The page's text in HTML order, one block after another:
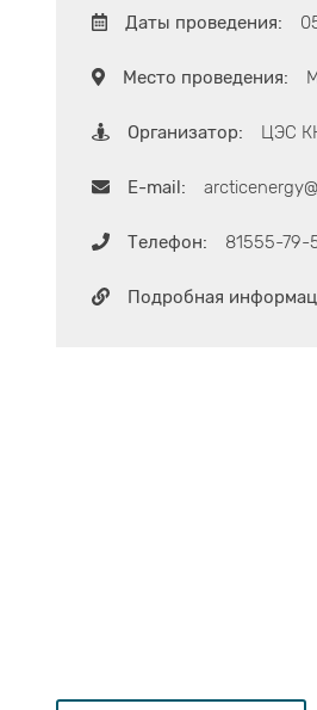
Даты проведения:
Место проведения:
Организатор: ЦЭС
E-mail:
Телефон: 81555-79-
Подробная